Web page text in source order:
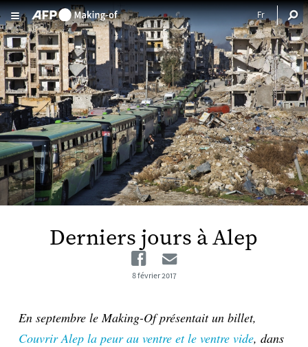
Aller au contenu principal
Derniers jours à Alep
Facebook
8 février 2017
En septembre le Making-Of présentait un billet,
Couvrir Alep la peur au ventre et le ventre vide, dans